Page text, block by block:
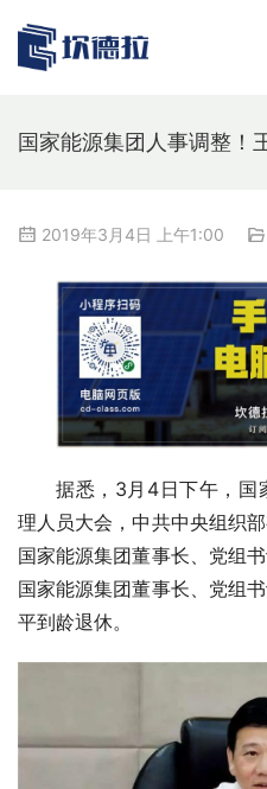
国家能源集团人事调整！
2019年3月4日 上午1:00
据悉，3月4日下午，国
理人员大会，中共中央组织
国家能源集团董事长、党组
国家能源集团董事长、党组
平到龄退休。